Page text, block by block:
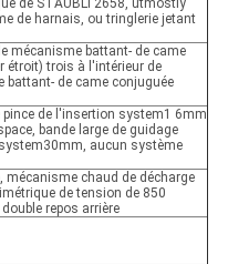
de STAUBLI 2658, utmostly
de harnais, ou tringlerie jetant
mécanisme battant- de came
étroit) trois à l'intérieur de
battant- de came conjuguée
pince de l'insertion system1 6mm
bande large de guidage
aucun système
mécanisme chaud de décharge
de tension de 850
repos arrière